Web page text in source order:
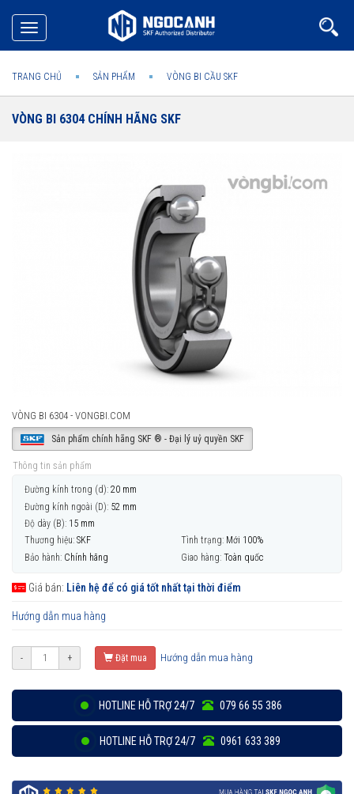
Toggle
navigation
TRANG CHỦ SẢN PHẨM VÒNG BI CẦU SKF
VÒNG BI 6304 CHÍNH HÃNG SKF
VÒNG BI 6304 - VONGBI.COM
Sản phẩm chính hãng SKF ® - Đại lý uỷ quyền SKF
Thông tin sản phẩm
Đường kính trong (d): 20 mm
Đường kính ngoài (D): 52 mm
Độ dày (B): 15 mm
Thương hiệu: SKF Tình trạng: Mới 100%
Bảo hành: Chính hãng Giao hàng: Toàn quốc
Giá bán: Liên hệ để có giá tốt nhất tại thời điểm
Hướng dẫn mua hàng
- + Đặt mua Hướng dẫn mua hàng
HOTLINE HỖ TRỢ 24/7 079 66 55 386
HOTLINE HỖ TRỢ 24/7 0961 633 389